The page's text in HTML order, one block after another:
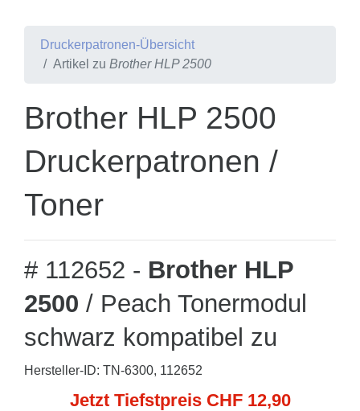
Druckerpatronen-Übersicht
Artikel zu Brother HLP 2500
Brother HLP 2500
Druckerpatronen /
Toner
# 112652 - Brother HLP
2500 / Peach Tonermodul
schwarz kompatibel zu
Hersteller-ID: TN-6300, 112652
Jetzt Tiefstpreis CHF 12,90